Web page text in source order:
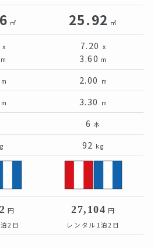
㎡ 25.92 ㎡
x
m
7.20 x
3.60 m
m 2.00 m
m 3.30 m
6 本
92 kg
円
2日
27,104 円
レンタル1泊2日